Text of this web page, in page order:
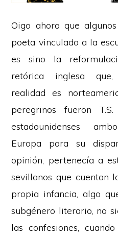
Oigo ahora que
poeta vinculado a la
es sino la
retórica inglesa que,
realidad es
peregrinos fueron
estadounidenses
Europa para su
opinión, pertenecía a
sevillanos que cuentan
propia infancia, algo
subgénero literario, no
las confesiones,